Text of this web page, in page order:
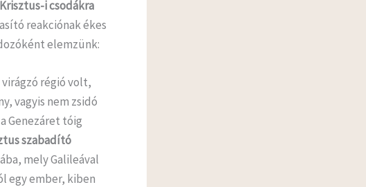
i csodákra
reakciónak ékes
elemzünk:
régió volt,
vagyis nem zsidó
Genezáret tóig
szabadító
mely Galileával
egy ember, kiben